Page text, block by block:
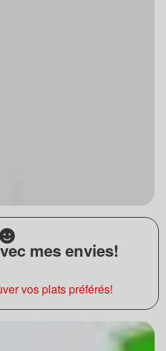
mes envies!
vos plats préférés!